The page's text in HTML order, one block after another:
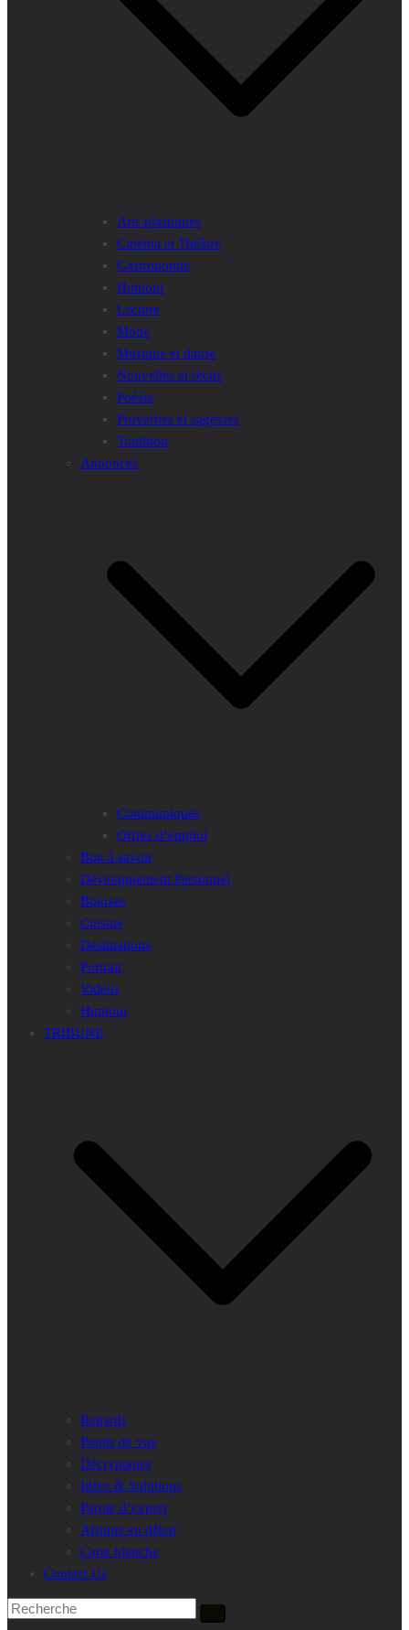
Arts plastiques
Cinéma et Théâtre
Gastronomie
Humour
Lecture
Mode
Musique et danse
Nouvelles et récits
Poésie
Proverbes et sagesses
Tradition
Annonces
Communiqués
Offres d’emploi
Bon à savoir
Développement Personnel
Bourses
Cuisine
Destinations
Portrait
Videos
Humour
TRIBUNE
Regards
Points de vue
Décryptages
Idées & Solutions
Parole d’expert
Afrique en débat
Carte blanche
Contact Us